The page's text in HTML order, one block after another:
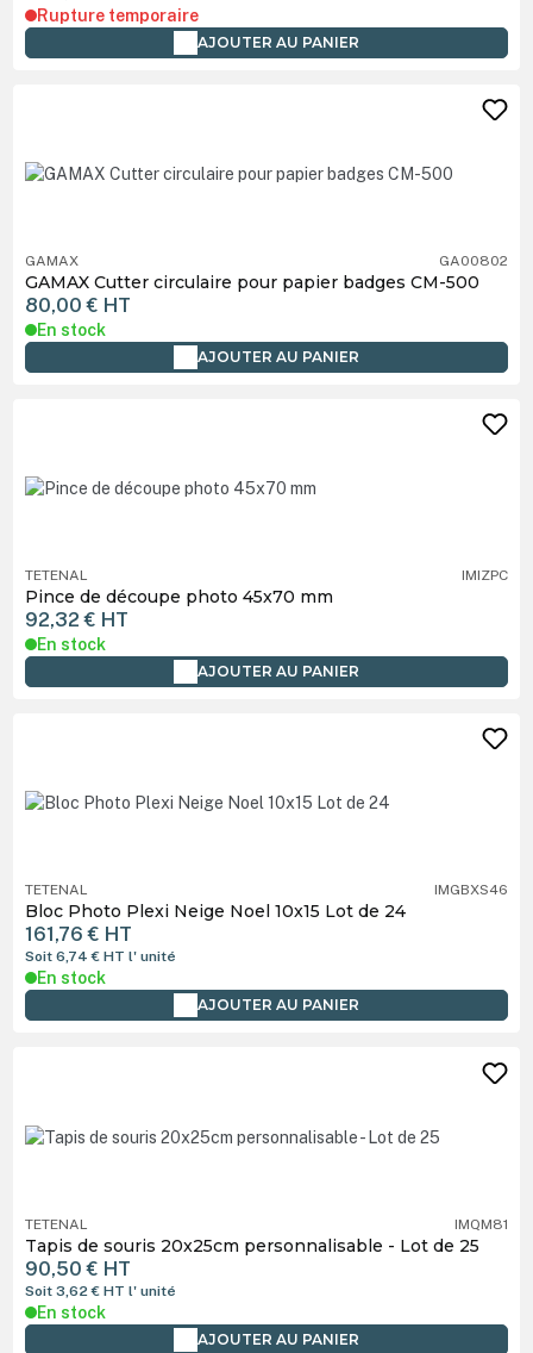
Rupture temporaire
AJOUTER AU PANIER
GAMAX GA00802
GAMAX Cutter circulaire pour papier badges CM-500
80,00 € HT
En stock
AJOUTER AU PANIER
TETENAL IMIZPC
Pince de découpe photo 45x70 mm
92,32 € HT
En stock
AJOUTER AU PANIER
TETENAL IMGBXS46
Bloc Photo Plexi Neige Noel 10x15 Lot de 24
161,76 € HT
Soit 6,74 €HTl' unité
En stock
AJOUTER AU PANIER
TETENAL IMQM81
Tapis de souris 20x25cm personnalisable - Lot de 25
90,50 € HT
Soit 3,62 €HTl' unité
En stock
AJOUTER AU PANIER